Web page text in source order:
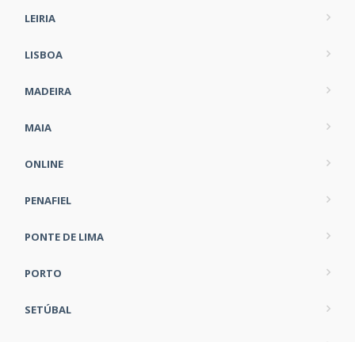
LEIRIA
LISBOA
MADEIRA
MAIA
ONLINE
PENAFIEL
PONTE DE LIMA
PORTO
SETÚBAL